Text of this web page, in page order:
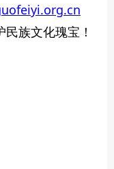
族文化瑰宝！